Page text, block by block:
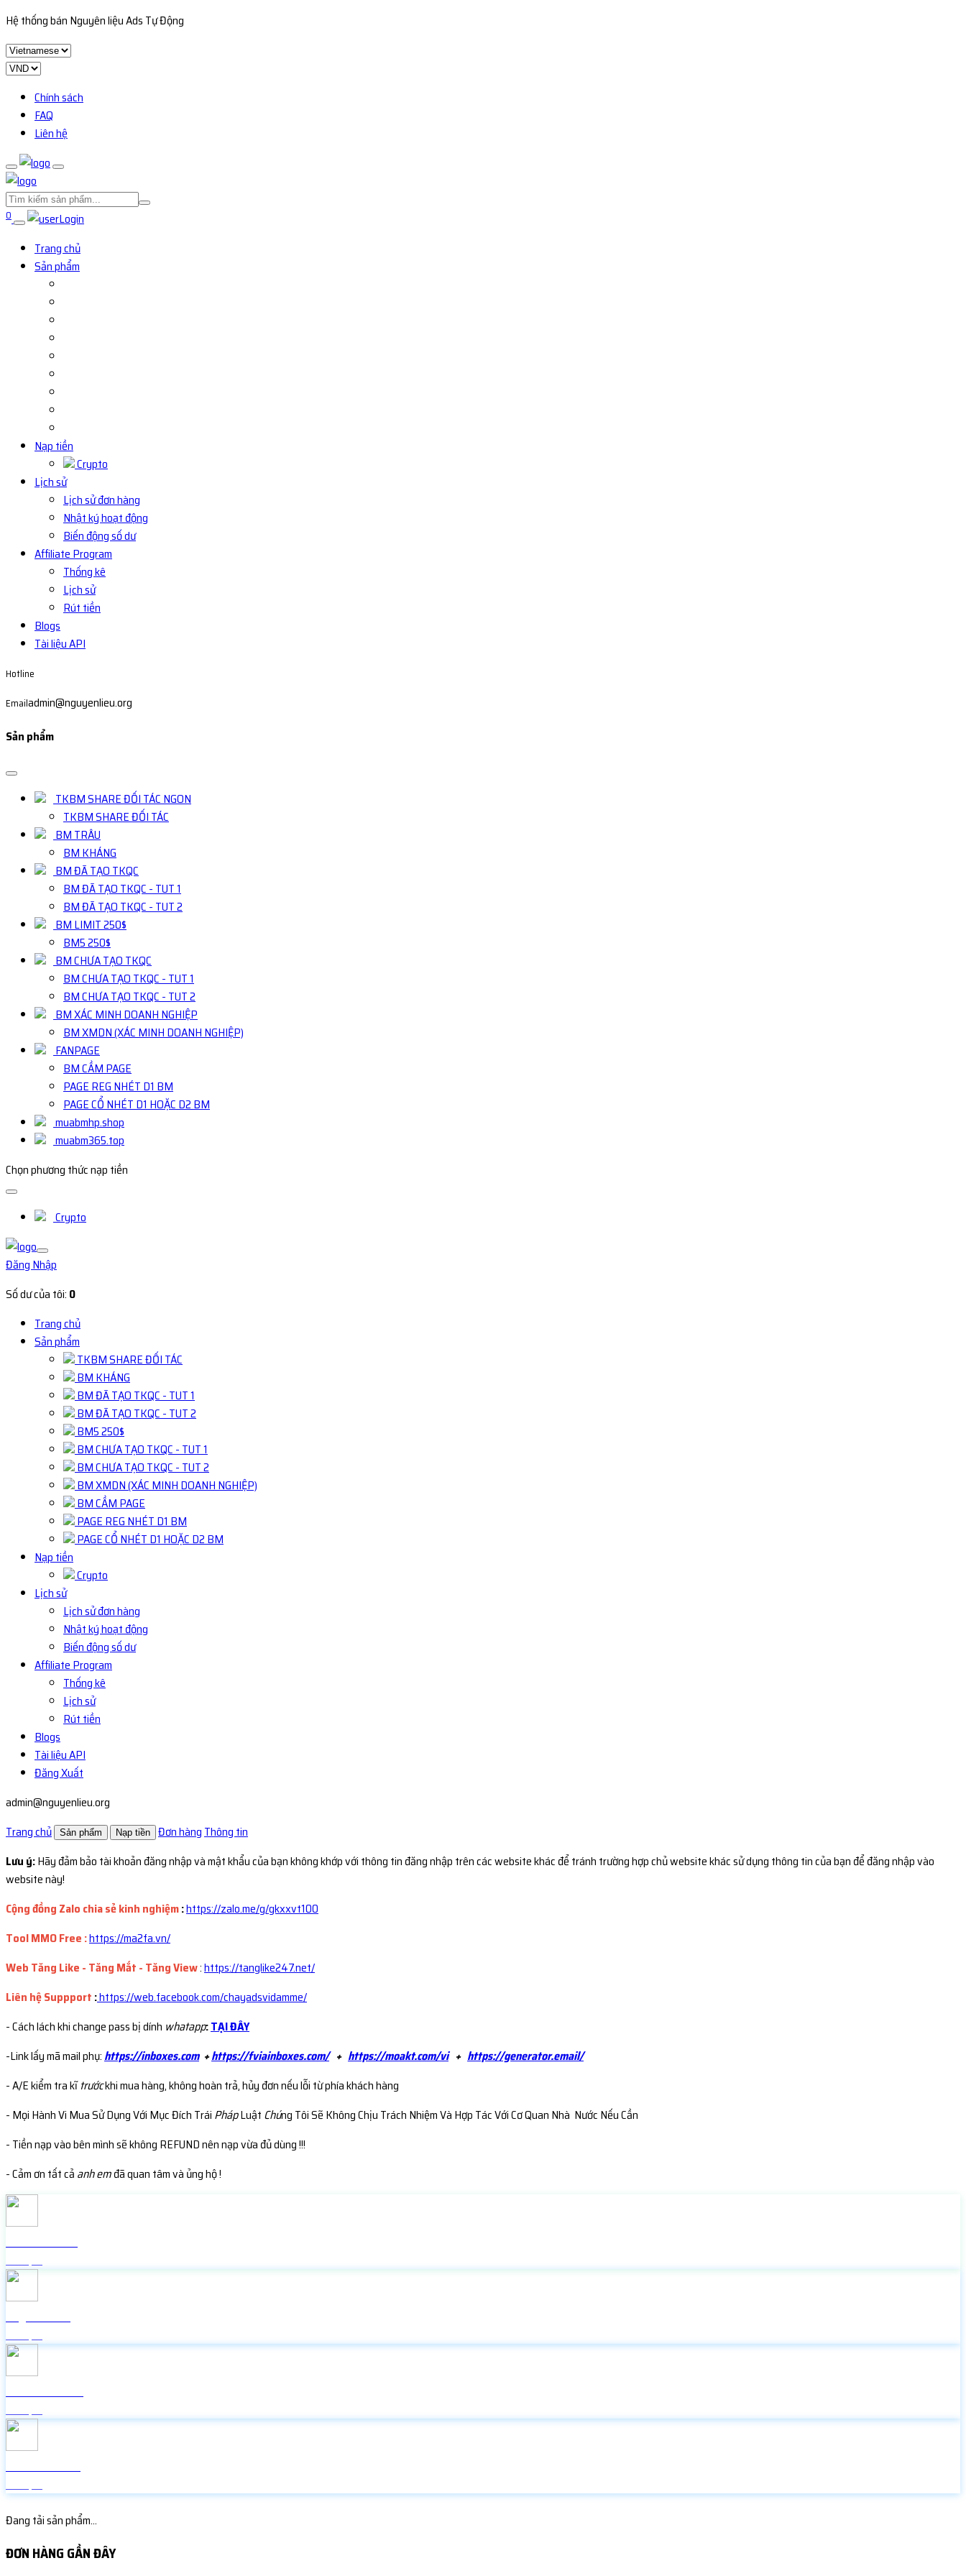
Hệ thống bán Nguyên liệu Ads Tự Động
Chính sách
FAQ
Liên hệ
0
Login
Trang chủ
Sản phẩm
Nạp tiền
Crypto
Lịch sử
Lịch sử đơn hàng
Nhật ký hoạt động
Biến động số dư
Affiliate Program
Thống kê
Lịch sử
Rút tiền
Blogs
Tài liệu API
Hotline
Emailadmin@nguyenlieu.org
Sản phẩm
TKBM SHARE ĐỐI TÁC NGON
TKBM SHARE ĐỐI TÁC
BM TRÂU
BM KHÁNG
BM ĐÃ TẠO TKQC
BM ĐÃ TẠO TKQC - TUT 1
BM ĐÃ TẠO TKQC - TUT 2
BM LIMIT 250$
BM5 250$
BM CHƯA TẠO TKQC
BM CHƯA TẠO TKQC - TUT 1
BM CHƯA TẠO TKQC - TUT 2
BM XÁC MINH DOANH NGHIỆP
BM XMDN (XÁC MINH DOANH NGHIỆP)
FANPAGE
BM CẦM PAGE
PAGE REG NHÉT D1 BM
PAGE CỔ NHÉT D1 HOẶC D2 BM
muabmhp.shop
muabm365.top
Chọn phương thức nạp tiền
Crypto
Đăng Nhập
Số dư của tôi: 0
Trang chủ
Sản phẩm
TKBM SHARE ĐỐI TÁC
BM KHÁNG
BM ĐÃ TẠO TKQC - TUT 1
BM ĐÃ TẠO TKQC - TUT 2
BM5 250$
BM CHƯA TẠO TKQC - TUT 1
BM CHƯA TẠO TKQC - TUT 2
BM XMDN (XÁC MINH DOANH NGHIỆP)
BM CẦM PAGE
PAGE REG NHÉT D1 BM
PAGE CỔ NHÉT D1 HOẶC D2 BM
Nạp tiền
Crypto
Lịch sử
Lịch sử đơn hàng
Nhật ký hoạt động
Biến động số dư
Affiliate Program
Thống kê
Lịch sử
Rút tiền
Blogs
Tài liệu API
Đăng Xuất
admin@nguyenlieu.org
Trang chủ
Sản phẩm Nạp tiền Đơn hàng Thông tin
Lưu ý:Hãy đảm bảo tài khoản đăng nhập và mật khẩu của bạn không khớp với thông tin đăng nhập trên các website khác để tránh trường hợp chủ website khác sử dụng thông tin của bạn để đăng nhập vào
website này!
Cộng đồng Zalo chia sẻ kinh nghiệm:https://zalo.me/g/gkxxvt100
Tool MMO Free :https://ma2fa.vn/
Web Tăng Like - Tăng Mắt - Tăng View:https://tanglike247.net/
Liên hệ Suppport :https://web.facebook.com/chayadsvidamme/
- Cách lách khi change pass bị dính whatapp:TẠI ĐÂY
-Link lấy mã mail phụ: https://inboxes.com+https://fviainboxes.com/+ https://moakt.com/vi+ https://generator.email/
- A/E kiểm tra kĩtrướckhi mua hàng, không hoàn trả, hủy đơn nếu lỗi từ phía khách hàng
- Mọi Hành Vi Mua Sử Dụng Với Mục Đích Trái PhápLuật Chúng Tôi Sẽ Không Chịu Trách Nhiệm Và Hợp Tác Với Cơ Quan Nhà Nước Nếu Cần
- Tiền nạp vào bên mình sẽ không REFUND nên nạp vừa đủ dùng !!!
- Cảm ơn tất cả anh emđã quan tâm và ủng hộ !
Check live FB
Miễn phí
Lấy mã 2FA
Miễn phí
Icon Facebook
Miễn phí
Random Face
Miễn phí
Đang tải sản phẩm...
ĐƠN HÀNG GẦN ĐÂY